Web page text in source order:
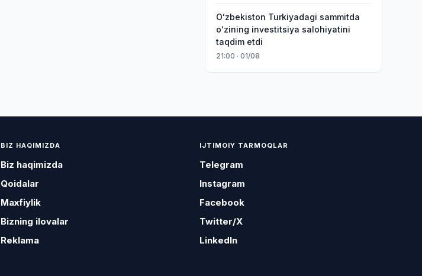
Oʻzbekiston Turkiyadagi sammitda
oʻzining investitsiya salohiyatini
taqdim etdi
21:00 · 01/08
BIZ HAQIMIZDA
Biz haqimizda
Qoidalar
Maxfiylik
Bizning ilovalar
Reklama
IJTIMOIY TARMOQLAR
Telegram
Instagram
Facebook
Twitter/X
LinkedIn